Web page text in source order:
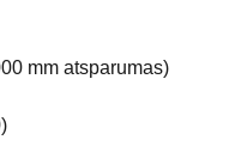
mm atsparumas)